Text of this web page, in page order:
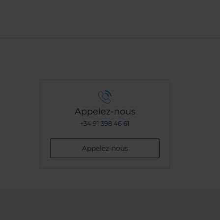
Appelez-nous
+34 91 398 46 61
Appelez-nous